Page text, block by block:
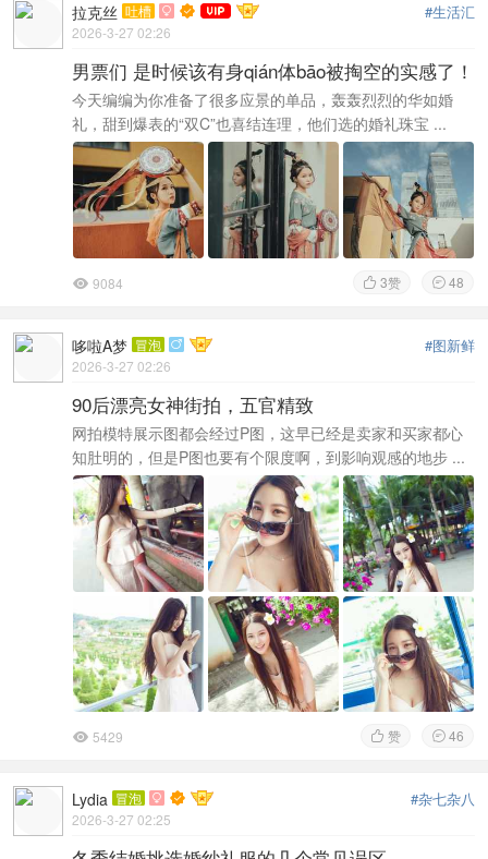
#生活汇
拉克丝 吐槽 
2026-3-27 02:26
男票们 是时候该有身qián体bāo被掏空的实感了！
今天编编为你准备了很多应景的单品，轰轰烈烈的华如婚
礼，甜到爆表的“双C”也喜结连理，他们选的婚礼珠宝 ...
 9084  48
 3赞
#图新鲜
哆啦A梦 冒泡 
2026-3-27 02:26
90后漂亮女神街拍，五官精致
网拍模特展示图都会经过P图，这早已经是卖家和买家都心
知肚明的，但是P图也要有个限度啊，到影响观感的地步 ...
 5429  46
 赞
#杂七杂八
Lydia 冒泡 
2026-3-27 02:25